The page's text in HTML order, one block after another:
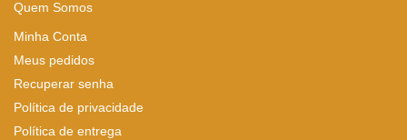
Quem Somos
Minha Conta
Meus pedidos
Recuperar senha
Política de privacidade
Política de entrega